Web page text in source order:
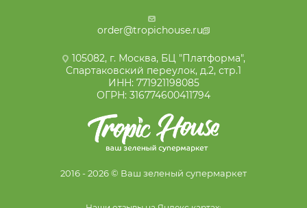
order@tropichouse.ru
105082, г. Москва, БЦ "Платформа",
Спартаковский переулок, д.2, стр.1
ИНН: 771921198085
ОГРН: 316774600411794
2016 - 2026 © Ваш зеленый супермаркет